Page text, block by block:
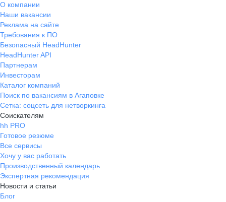
О компании
Наши вакансии
Реклама на сайте
Требования к ПО
Безопасный HeadHunter
HeadHunter API
Партнерам
Инвесторам
Каталог компаний
Поиск по вакансиям в Агаповке
Сетка: соцсеть для нетворкинга
Соискателям
hh PRO
Готовое резюме
Все сервисы
Хочу у вас работать
Производственный календарь
Экспертная рекомендация
Новости и статьи
Блог